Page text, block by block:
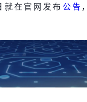
在官网发布 公告